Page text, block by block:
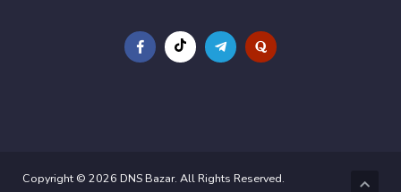
Copyright © 2026 DNS Bazar. All Rights Reserved.